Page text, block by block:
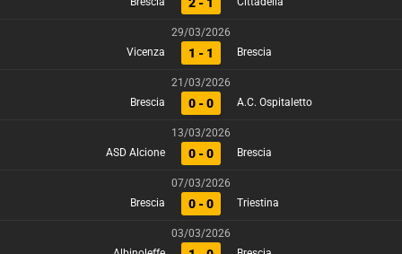
29/03/2026
Vicenza
1 - 1 Brescia
21/03/2026
Brescia
0 - 0 A.C. Ospitaletto
13/03/2026
ASD Alcione
0 - 0 Brescia
07/03/2026
Brescia
0 - 0 Triestina
03/03/2026